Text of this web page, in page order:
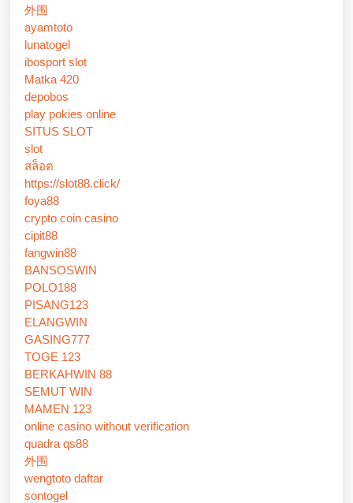
外围
ayamtoto
lunatogel
ibosport slot
Matka 420
depobos
play pokies online
SITUS SLOT
slot
สล็อต
https://slot88.click/
foya88
crypto coin casino
cipit88
fangwin88
BANSOSWIN
POLO188
PISANG123
ELANGWIN
GASING777
TOGE 123
BERKAHWIN 88
SEMUT WIN
MAMEN 123
online casino without verification
quadra qs88
外围
wengtoto daftar
sontogel